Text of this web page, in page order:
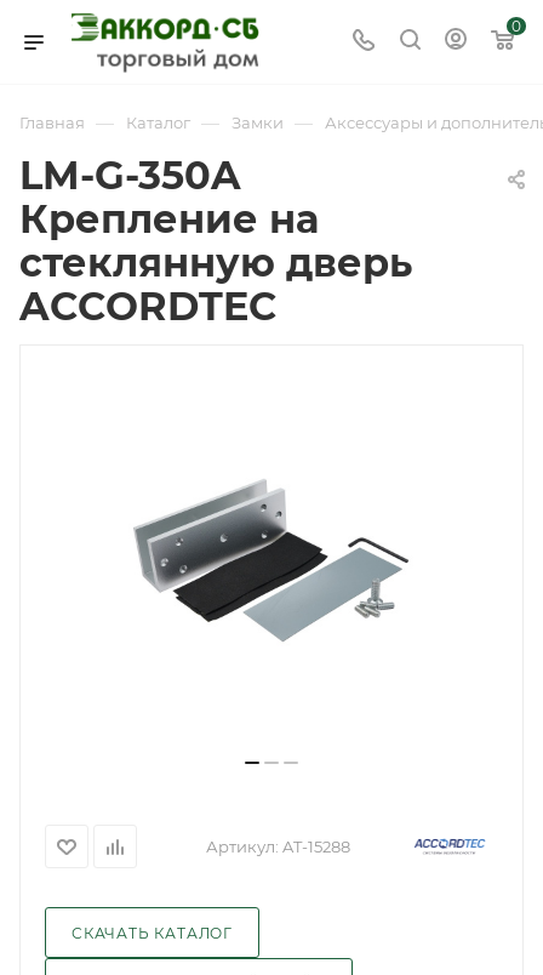
0
Главная — Каталог — Замки — Аксессуары и
LM-G-350A
Крепление на
стеклянную дверь
ACCORDTEC
Артикул: AT-15288
СКАЧАТЬ КАТАЛОГ